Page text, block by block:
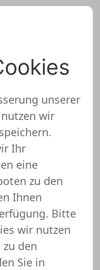
nicht
liegen uns
vor.
von
nicht
unserer
wir
Ihr
eine
zu den
Ihnen
Bitte
wir nutzen
den
Sie in